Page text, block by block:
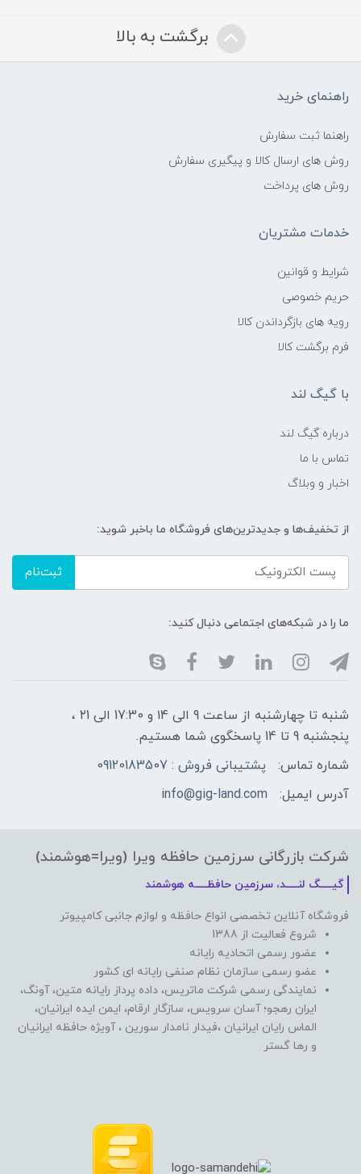
برگشت به بالا
راهنمای خرید
راهنما ثبت سفارش
روش های ارسال کالا و پیگیری سفارش
روش های پرداخت
خدمات مشتریان
شرایط و قوانین
حریم خصوصی
رویه های بازگرداندن کالا
فرم برگشت کالا
با گیگ لند
درباره گیگ لند
تماس با ما
اخبار و وبلاگ
از تخفیف‌ها و جدیدترین‌های فروشگاه ما باخبر شوید:
ثبت‌نام
ما را در شبکه‌های اجتماعی دنبال کنید:
شنبه تا چهارشنبه از ساعت 9 الی ۱4 و 17:30 الی ۲1 ،
پنجشنبه 9 تا 14 پاسخگوی شما هستیم.
شماره تماس:
پشتیبانی فروش : 09120183507
آدرس ایمیل:
info@gig-land.com
شرکت بازرگانی سرزمین حافظه ویرا (ویرا=هوشمند)
گیـــــگ لنـــــد، سرزمین حافظـــــه هوشمند
فروشگاه آنلاین تخصصی انواع حافظه و لوازم جانبی کامپیوتر
شروع فعالیت از 1388
عضور رسمی اتحادیه رایانه
عضو رسمی سازمان نظام صنفی رایانه ای کشور
نمایندگی رسمی شرکت ماتریس، داده پرداز رایانه متین، آونگ،
ایران رهجو؛ آسان سرویس، سازگار ارقام، ایمن ایده ایرانیان،
الماس رایان ایرانیان ،فیدار نامدار سورین ، آویژه حافظه ایرانیان
و رها گستر